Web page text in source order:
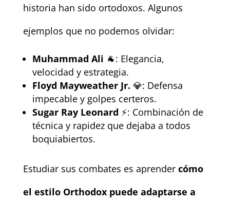
historia han sido ortodoxos. Algunos
ejemplos que no podemos olvidar:
Muhammad Ali 🐐: Elegancia,
velocidad y estrategia.
Floyd Mayweather Jr. 💎: Defensa
impecable y golpes certeros.
Sugar Ray Leonard ⚡: Combinación de
técnica y rapidez que dejaba a todos
boquiabiertos.
Estudiar sus combates es aprender cómo
el estilo Orthodox puede adaptarse a